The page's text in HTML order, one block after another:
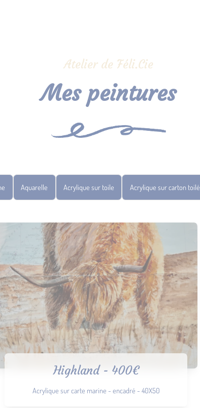
Atelier de Féli.Cie
Mes peintures
Aquarelle Acrylique sur toile Acrylique sur carton toilé
Highland - 400€
Acrylique sur carte marine - encadré - 40X50